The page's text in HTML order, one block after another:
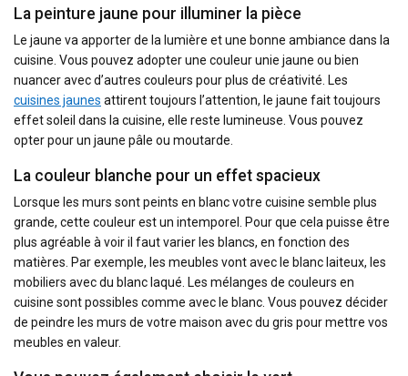
La peinture jaune pour illuminer la pièce
Le jaune va apporter de la lumière et une bonne ambiance dans la
cuisine. Vous pouvez adopter une couleur unie jaune ou bien
nuancer avec d’autres couleurs pour plus de créativité. Les
cuisines jaunes attirent toujours l’attention, le jaune fait toujours
effet soleil dans la cuisine, elle reste lumineuse. Vous pouvez
opter pour un jaune pâle ou moutarde.
La couleur blanche pour un effet spacieux
Lorsque les murs sont peints en blanc votre cuisine semble plus
grande, cette couleur est un intemporel. Pour que cela puisse être
plus agréable à voir il faut varier les blancs, en fonction des
matières. Par exemple, les meubles vont avec le blanc laiteux, les
mobiliers avec du blanc laqué. Les mélanges de couleurs en
cuisine sont possibles comme avec le blanc. Vous pouvez décider
de peindre les murs de votre maison avec du gris pour mettre vos
meubles en valeur.